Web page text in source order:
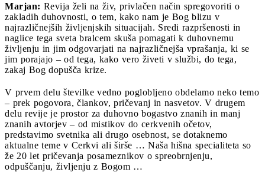
Marjan: Revija želi na živ, privlačen način spregovoriti o
zakladih duhovnosti, o tem, kako nam je Bog blizu v
najrazličnejših življenjskih situacijah. Sredi razpršenosti in
naglice tega sveta bralcem skuša pomagati k duhovnemu
življenju in jim odgovarjati na najrazličnejša vprašanja, ki se
jim porajajo – od tega, kako vero živeti v službi, do tega,
zakaj Bog dopušča krize.
V prvem delu številke vedno poglobljeno obdelamo neko temo
– prek pogovora, člankov, pričevanj in nasvetov. V drugem
delu revije je prostor za duhovno bogastvo znanih in manj
znanih avtorjev – od mistikov do cerkvenih očetov,
predstavimo svetnika ali drugo osebnost, se dotaknemo
aktualne teme v Cerkvi ali širše … Naša hišna specialiteta so
že 20 let pričevanja posameznikov o spreobrnjenju,
odpuščanju, življenju z Bogom …